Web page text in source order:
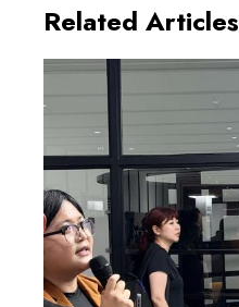
Related Articles